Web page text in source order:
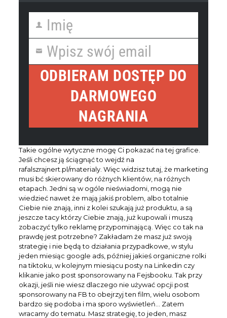
First
Name
Imię
Your
email
Wpisz swój email
ODBIERAM DOSTĘP DO
DARMOWEGO
NAGRANIA
Takie ogólne wytyczne mogę Ci pokazać na tej grafice.
Jeśli chcesz ją ściągnąć to wejdź na
rafalszrajnert.pl/materialy. Więc widzisz tutaj, że marketing
musi bć skierowany do różnych klientów, na różnych
etapach. Jedni są w ogóle nieświadomi, mogą nie
wiedzieć nawet że mają jakiś problem, albo totalnie
Ciebie nie znają, inni z kolei szukają już produktu, a są
jeszcze tacy którzy Ciebie znają, już kupowali i muszą
zobaczyć tylko reklamę przypominającą. Więc co tak na
prawdę jest potrzebne? Zakładam że masz już swoją
strategię i nie będą to działania przypadkowe, w stylu
jeden miesiąc google ads, później jakieś organiczne rolki
na tiktoku, w kolejnym miesiącu posty na Linkedin czy
klikanie jako post sponsorowany na Fejsbooku. Tak przy
okazji, jeśli nie wiesz dlaczego nie używać opcji post
sponsorowany na FB to obejrzyj ten film, wielu osobom
bardzo się podoba i ma sporo wyświetleń… Zatem
wracamy do tematu. Masz strategię, to jeden, masz